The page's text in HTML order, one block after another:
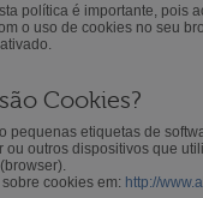
política é importante, pois
o uso de cookies no seu
Cookies?
pequenas etiquetas de
ou outros dispositivos que
cookies em: http://